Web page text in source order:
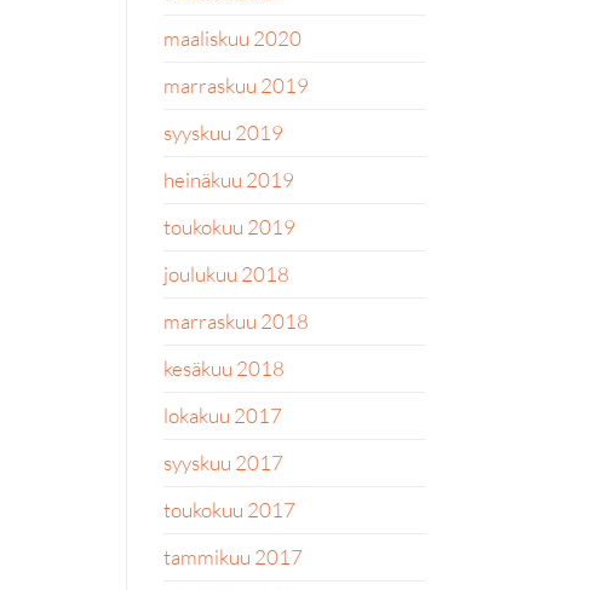
maaliskuu 2020
marraskuu 2019
syyskuu 2019
heinäkuu 2019
toukokuu 2019
joulukuu 2018
marraskuu 2018
kesäkuu 2018
lokakuu 2017
syyskuu 2017
toukokuu 2017
tammikuu 2017